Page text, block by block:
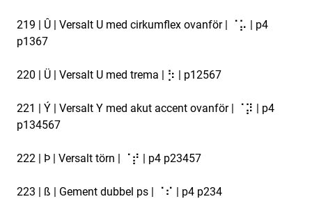
219 | Û | Versalt U med cirkumflex ovanför | ⠈⡥ | p4
p1367
220 | Ü | Versalt U med trema | ⡳ | p12567
221 | Ý | Versalt Y med akut accent ovanför | ⠈⡽ | p4
p134567
222 | Þ | Versalt törn | ⠈⡞ | p4 p23457
223 | ß | Gement dubbel ps | ⠈⠎ | p4 p234